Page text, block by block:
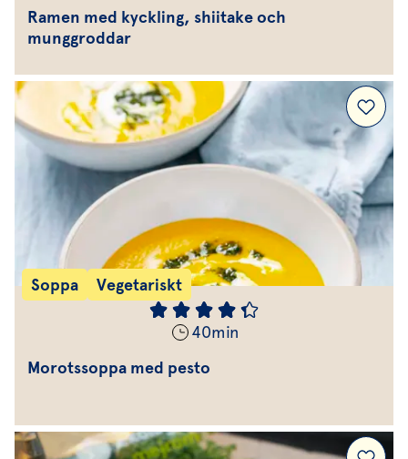
Ramen med kyckling, shiitake och
munggroddar
Soppa Vegetariskt
40min
Morotssoppa med pesto